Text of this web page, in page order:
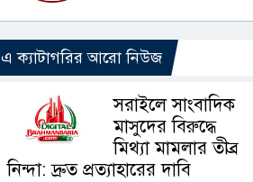
এ ক্যাটাগরির আরো নিউজ
সরাইলে সাংবাদিক
মাসুদের বিরুদ্ধে
মিথ্যা মামলার তীব্র
নিন্দা: দ্রুত প্রত্যাহারের দাবি